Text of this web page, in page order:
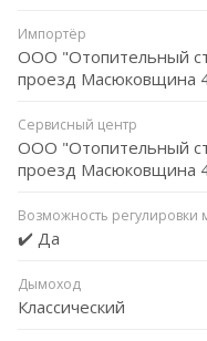
Импортёр
ООО "Отопительный
проезд Масюковщина
Сервисный центр
ООО "Отопительный
проезд Масюковщина
Возможность регулировки
✔️ Да
Дымоход
Классический